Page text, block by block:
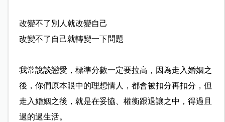
改變不了別人就改變自己
改變不了自己就轉變一下問題
我常說談戀愛，標準分數一定要拉高，因為走入婚姻之
後， 你們原本眼中的理想情人，都會被扣分再扣分，但
走入婚姻之後，就是在妥協、權衡跟退讓之中，得過且
過的過生活。